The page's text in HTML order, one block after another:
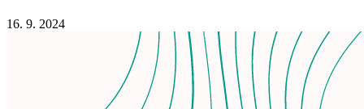
16. 9. 2024